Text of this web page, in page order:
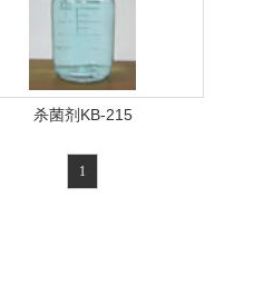
杀菌剂KB-215
1